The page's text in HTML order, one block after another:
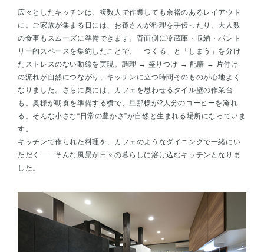
広々としたキッチンは、複数人で作業しても余裕のあるレイアウト
に。ご家族が集まる日には、お孫さんが料理を手伝ったり、大人数
の食事もスムーズに準備できます。背面側に冷蔵庫・収納・パント
リー的スペースを集約したことで、「つくる」と「しまう」を分け
たストレスのない動線を実現。調理 → 盛りつけ → 配膳 → 片付け
の流れが自然につながり、キッチンに立つ時間そのものが心地よく
なりました。さらに奥には、カフェを思わせるタイル壁の作業台
も。奥様が朝食を準備する横で、旦那様が2人分のコーヒーを淹れ
る。そんな小さな“日常の豊かさ”が自然と生まれる場所になっていま
す。
キッチンで作られた料理を、カフェのようなダイニングで一緒にい
ただく——そんな風景が日々の暮らしに溶け込むキッチンとなりま
した。